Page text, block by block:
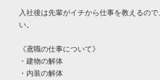
入社後は先輩がイチから仕事を教えるの
い。
《鳶職の仕事について》
・建物の解体
・内装の解体